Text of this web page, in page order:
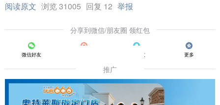
阅读原文 浏览 31005 回复 12 举报
分享到微信/朋友圈 领红包
微信好友 QQ好友 更多
推广